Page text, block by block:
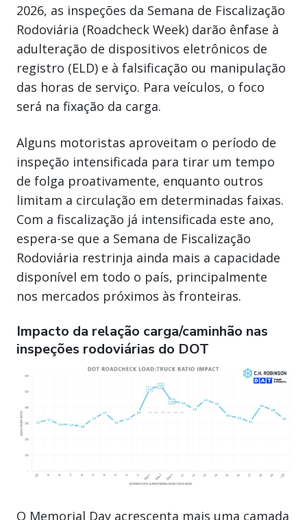
2026, as inspeções da Semana de Fiscalização
Rodoviária (Roadcheck Week) darão ênfase à
adulteração de dispositivos eletrônicos de
registro (ELD) e à falsificação ou manipulação
das horas de serviço. Para veículos, o foco
será na fixação da carga.
Alguns motoristas aproveitam o período de
inspeção intensificada para tirar um tempo
de folga proativamente, enquanto outros
limitam a circulação em determinadas faixas.
Com a fiscalização já intensificada este ano,
espera-se que a Semana de Fiscalização
Rodoviária restrinja ainda mais a capacidade
disponível em todo o país, principalmente
nos mercados próximos às fronteiras.
Impacto da relação carga/caminhão nas
inspeções rodoviárias do DOT
O Memorial Day acrescenta mais uma camada